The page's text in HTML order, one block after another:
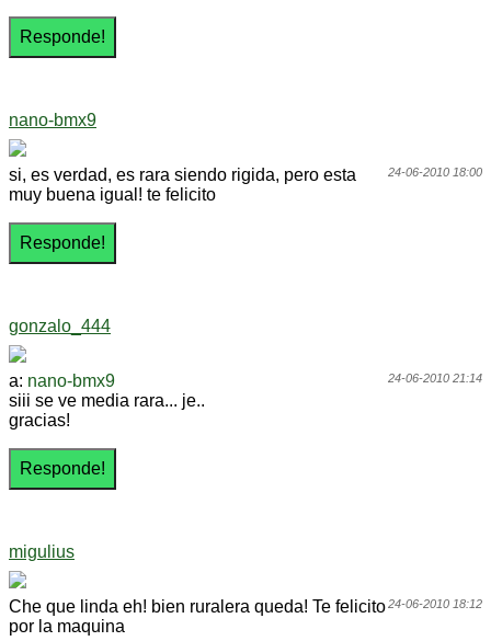
nano-bmx9
24-06-2010 18:00
si, es verdad, es rara siendo rigida, pero esta
muy buena igual! te felicito
gonzalo_444
24-06-2010 21:14
a: nano-bmx9
siii se ve media rara... je..
gracias!
migulius
24-06-2010 18:12
Che que linda eh! bien ruralera queda! Te felicito
por la maquina